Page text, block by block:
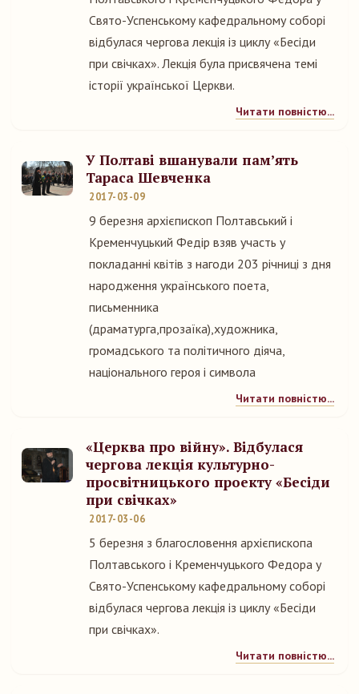
Свято-Успенському кафедральному соборі
відбулася чергова лекція із циклу «Бесіди
при свічках». Лекція була присвячена темі
історії української Церкви.
Читати повністю...
У Полтаві вшанували пам’ять
Тараса Шевченка
2017-03-09
9 березня архієпископ Полтавський і
Кременчуцький Федір взяв участь у
покладанні квітів з нагоди 203 річниці з дня
народження українського поета,
письменника
(драматурга,прозаїка),художника,
громадського та політичного діяча,
національного героя і символа
Читати повністю...
«Церква про війну». Відбулася
чергова лекція культурно-
просвітницького проекту «Бесіди
при свічках»
2017-03-06
5 березня з благословення архієпископа
Полтавського і Кременчуцького Федора у
Свято-Успенському кафедральному соборі
відбулася чергова лекція із циклу «Бесіди
при свічках».
Читати повністю...